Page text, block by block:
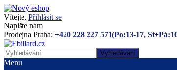
Vítejte, Přihlásit se
Napište nám
Prodejna Praha: +420 228 227 571(Po:13-17,
Vyhledávání
Menu